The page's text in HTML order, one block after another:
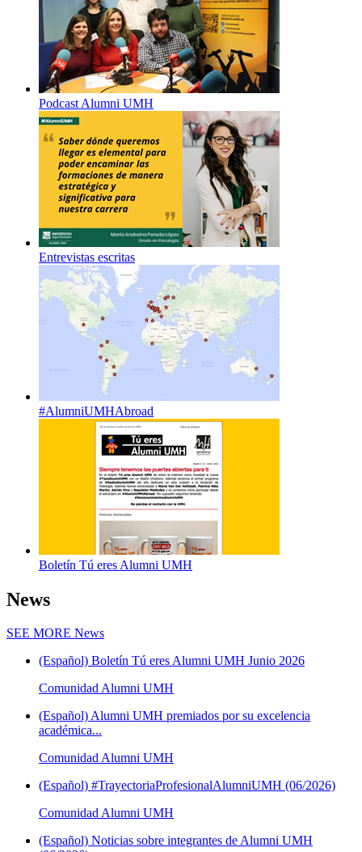
Podcast Alumni UMH
Entrevistas escritas
#AlumniUMHAbroad
Boletín Tú eres Alumni UMH
News
SEE MORE News
(Español) Boletín Tú eres Alumni UMH Junio 2026
Comunidad Alumni UMH
(Español) Alumni UMH premiados por su excelencia
académica...
Comunidad Alumni UMH
(Español) #TrayectoriaProfesionalAlumniUMH (06/2026)
Comunidad Alumni UMH
(Español) Noticias sobre integrantes de Alumni UMH